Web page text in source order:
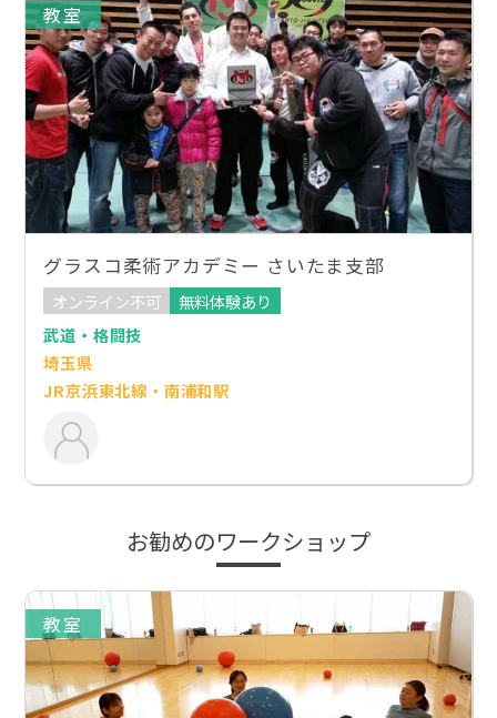
教室
グラスコ柔術アカデミー さいたま支部
オンライン不可
無料体験あり
武道・格闘技
埼玉県
JR京浜東北線・南浦和駅
お勧めのワークショップ
教室